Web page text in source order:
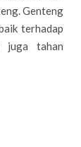
Genteng
terhadap
juga tahan